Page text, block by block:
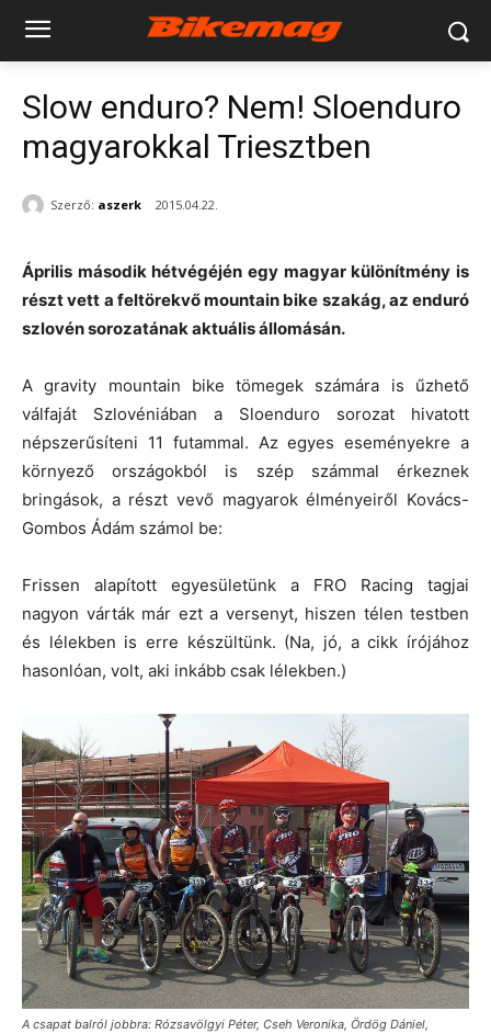
Slow enduro? Nem! Sloenduro
magyarokkal Triesztben
Szerző: aszerk 2015.04.22.
Április második hétvégéjén egy magyar különítmény is
részt vett a feltörekvő mountain bike szakág, az enduró
szlovén sorozatának aktuális állomásán.
A gravity mountain bike tömegek számára is űzhető
válfaját Szlovéniában a Sloenduro sorozat hivatott
népszerűsíteni 11 futammal. Az egyes eseményekre a
környező országokból is szép számmal érkeznek
bringások, a részt vevő magyarok élményeiről Kovács-
Gombos Ádám számol be:
Frissen alapított egyesületünk a FRO Racing tagjai
nagyon várták már ezt a versenyt, hiszen télen testben
és lélekben is erre készültünk. (Na, jó, a cikk írójához
hasonlóan, volt, aki inkább csak lélekben.)
A csapat balról jobbra: Rózsavölgyi Péter, Cseh Veronika, Ördög Dániel,